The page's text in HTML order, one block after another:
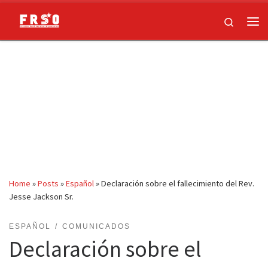
Skip to content
Search
Home »Posts »Español»Declaración sobre el fallecimiento del Rev.
Jesse Jackson Sr.
ESPAÑOL COMUNICADOS
Declaración sobre el